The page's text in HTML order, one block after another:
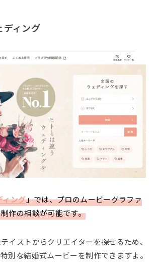
ディング
ィング」では、プロのムービーグラファ
作の相談が可能です。
イストからクリエイターを探せるため、
別な結婚式ムービーを制作できますよ。